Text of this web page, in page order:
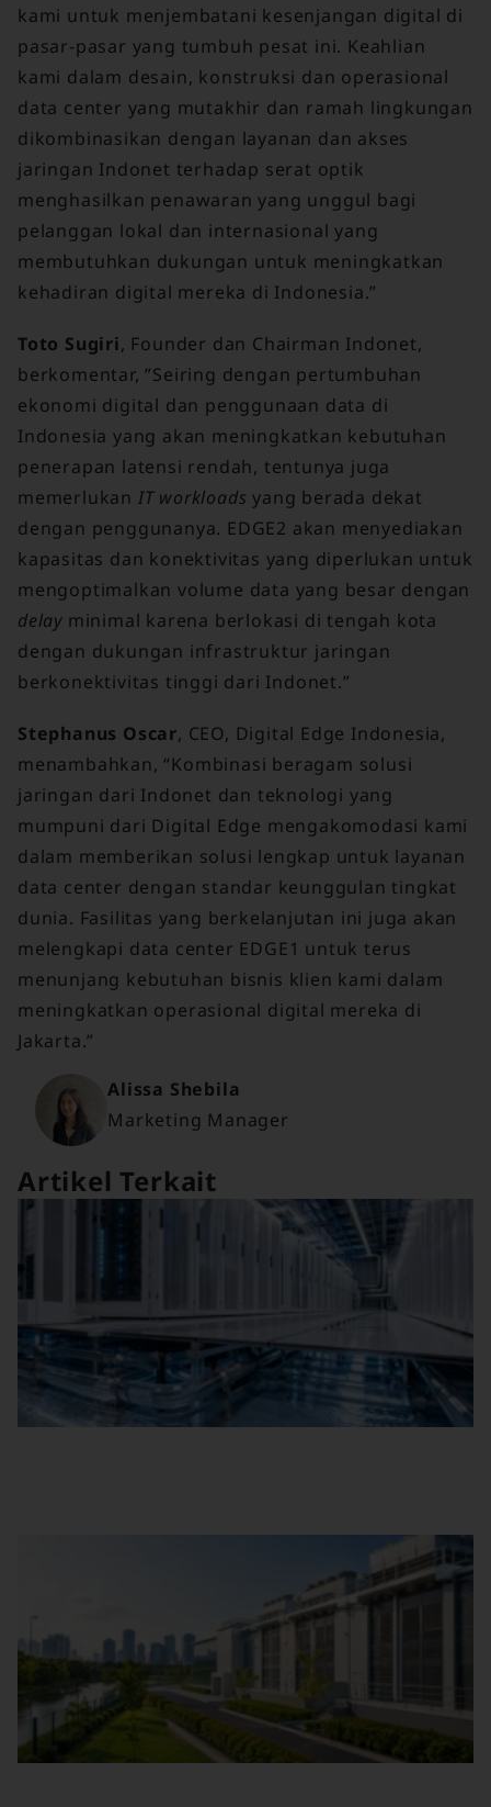
kami untuk menjembatani kesenjangan digital di
pasar-pasar yang tumbuh pesat ini. Keahlian
kami dalam desain, konstruksi dan operasional
data center yang mutakhir dan ramah lingkungan
dikombinasikan dengan layanan dan akses
jaringan Indonet terhadap serat optik
menghasilkan penawaran yang unggul bagi
pelanggan lokal dan internasional yang
membutuhkan dukungan untuk meningkatkan
kehadiran digital mereka di Indonesia.”
Toto Sugiri, Founder dan Chairman Indonet,
berkomentar, ”Seiring dengan pertumbuhan
ekonomi digital dan penggunaan data di
Indonesia yang akan meningkatkan kebutuhan
penerapan latensi rendah, tentunya juga
memerlukan IT workloads yang berada dekat
dengan penggunanya. EDGE2 akan menyediakan
kapasitas dan konektivitas yang diperlukan untuk
mengoptimalkan volume data yang besar dengan
delay minimal karena berlokasi di tengah kota
dengan dukungan infrastruktur jaringan
berkonektivitas tinggi dari Indonet.”
Stephanus Oscar, CEO, Digital Edge Indonesia,
menambahkan, “Kombinasi beragam solusi
jaringan dari Indonet dan teknologi yang
mumpuni dari Digital Edge mengakomodasi kami
dalam memberikan solusi lengkap untuk layanan
data center dengan standar keunggulan tingkat
dunia. Fasilitas yang berkelanjutan ini juga akan
melengkapi data center EDGE1 untuk terus
menunjang kebutuhan bisnis klien kami dalam
meningkatkan operasional digital mereka di
Jakarta.”
Alissa Shebila
Marketing Manager
Artikel Terkait